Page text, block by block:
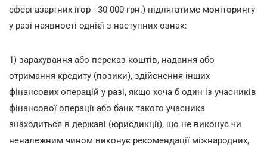
сфері азартних ігор - 30 000 грн.) підлягатиме моніторингу
у разі наявності однієї з наступних ознак:
1) зарахування або переказ коштів, надання або
отримання кредиту (позики), здійснення інших
фінансових операцій у разі, якщо хоча б один із учасників
фінансової операції або банк такого учасника
знаходиться в державі (юрисдикції), що не виконує чи
неналежним чином виконує рекомендації міжнародних,